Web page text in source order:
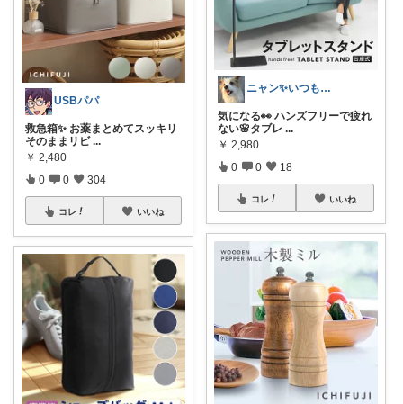
USBパパ
救急箱✨ お薬まとめてスッキリ
そのままリビ ...
￥ 2,480
0 0 304
コレ いいね
ニャン✨いつも感謝です๓´͈ ˘ `͈๓
気になる👀 ハンズフリーで疲れ
ない🌸タブレ ...
￥ 2,980
0 0 18
コレ いいね